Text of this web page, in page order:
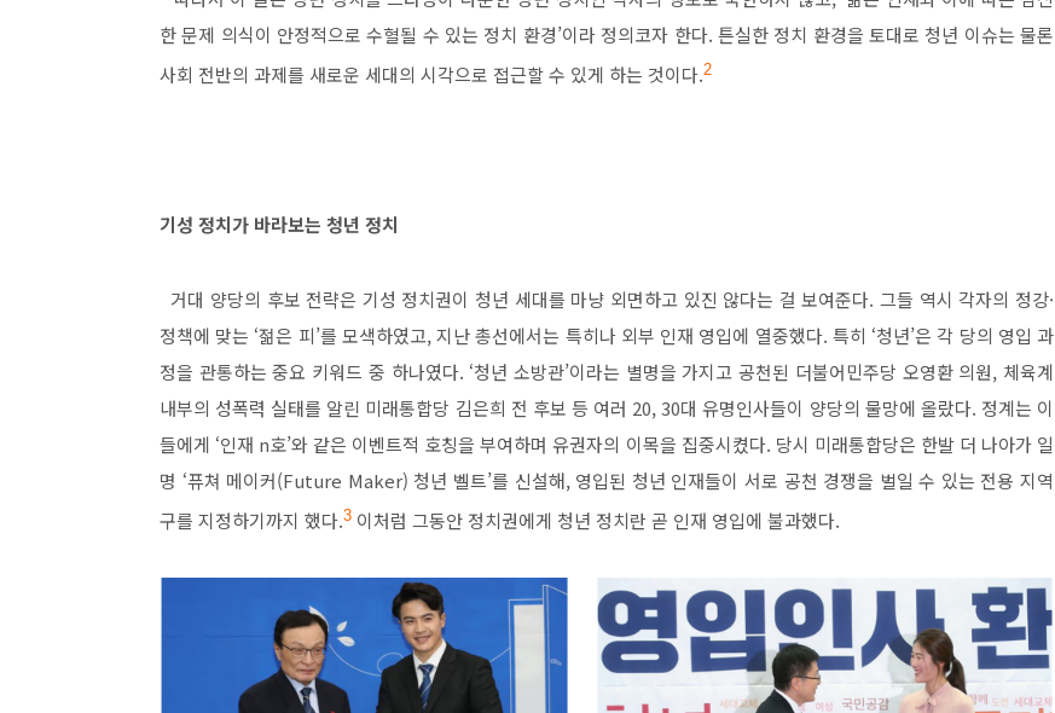
한 문제 의식이 안정적으로 수혈될 수 있는 정치 환경’이라 정의코자 한다. 튼실한 정치 환경을 토대로 청년 이슈는 물론
사회 전반의 과제를 새로운 세대의 시각으로 접근할 수 있게 하는 것이다.2
기성 정치가 바라보는 청년 정치
거대 양당의 후보 전략은 기성 정치권이 청년 세대를 마냥 외면하고 있진 않다는 걸 보여준다.그들 역시 각자의 정강·
정책에 맞는 ‘젊은 피’를 모색하였고,지난 총선에서는 특히나 외부 인재 영입에 열중했다. 특히 ‘청년’은 각 당의 영입 과
정을 관통하는 중요 키워드 중 하나였다. ‘청년 소방관’이라는 별명을 가지고 공천된 더불어민주당 오영환 의원, 체육계
내부의 성폭력 실태를 알린 미래통합당 김은희 전 후보 등 여러 20, 30대 유명인사들이 양당의 물망에 올랐다. 정계는 이
들에게 ‘인재 n호’와 같은 이벤트적 호칭을 부여하며 유권자의 이목을 집중시켰다. 당시 미래통합당은 한발 더 나아가 일
명 ‘퓨쳐 메이커(Future Maker) 청년 벨트’를 신설해, 영입된 청년 인재들이 서로 공천 경쟁을 벌일 수 있는 전용 지역
구를 지정하기까지 했다.3 이처럼 그동안 정치권에게 청년 정치란 곧 인재 영입에 불과했다.